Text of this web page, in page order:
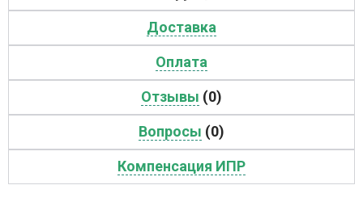
Доставка
Оплата
Отзывы (0)
Вопросы (0)
Компенсация ИПР